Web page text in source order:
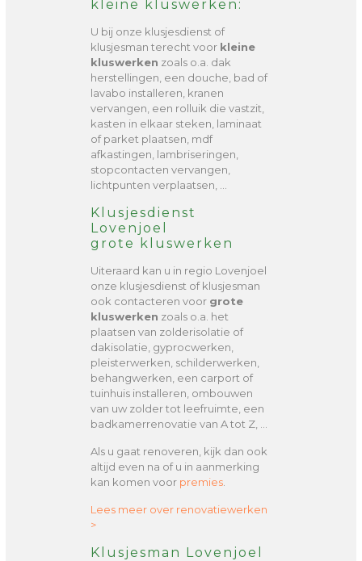
kleine kluswerken:
U bij onze klusjesdienst of
klusjesman terecht voor kleine
kluswerken zoals o.a. dak
herstellingen, een douche, bad of
lavabo installeren, kranen
vervangen, een rolluik die vastzit,
kasten in elkaar steken, laminaat
of parket plaatsen, mdf
afkastingen, lambriseringen,
stopcontacten vervangen,
lichtpunten verplaatsen, …
Klusjesdienst
Lovenjoel
grote kluswerken
Uiteraard kan u in regio Lovenjoel
onze klusjesdienst of klusjesman
ook contacteren voor grote
kluswerken zoals o.a. het
plaatsen van zolderisolatie of
dakisolatie, gyprocwerken,
pleisterwerken, schilderwerken,
behangwerken, een carport of
tuinhuis installeren, ombouwen
van uw zolder tot leefruimte, een
badkamerrenovatie van A tot Z, …
Als u gaat renoveren, kijk dan ook
altijd even na of u in aanmerking
kan komen voor premies.
Lees meer over renovatiewerken
>
Klusjesman Lovenjoel